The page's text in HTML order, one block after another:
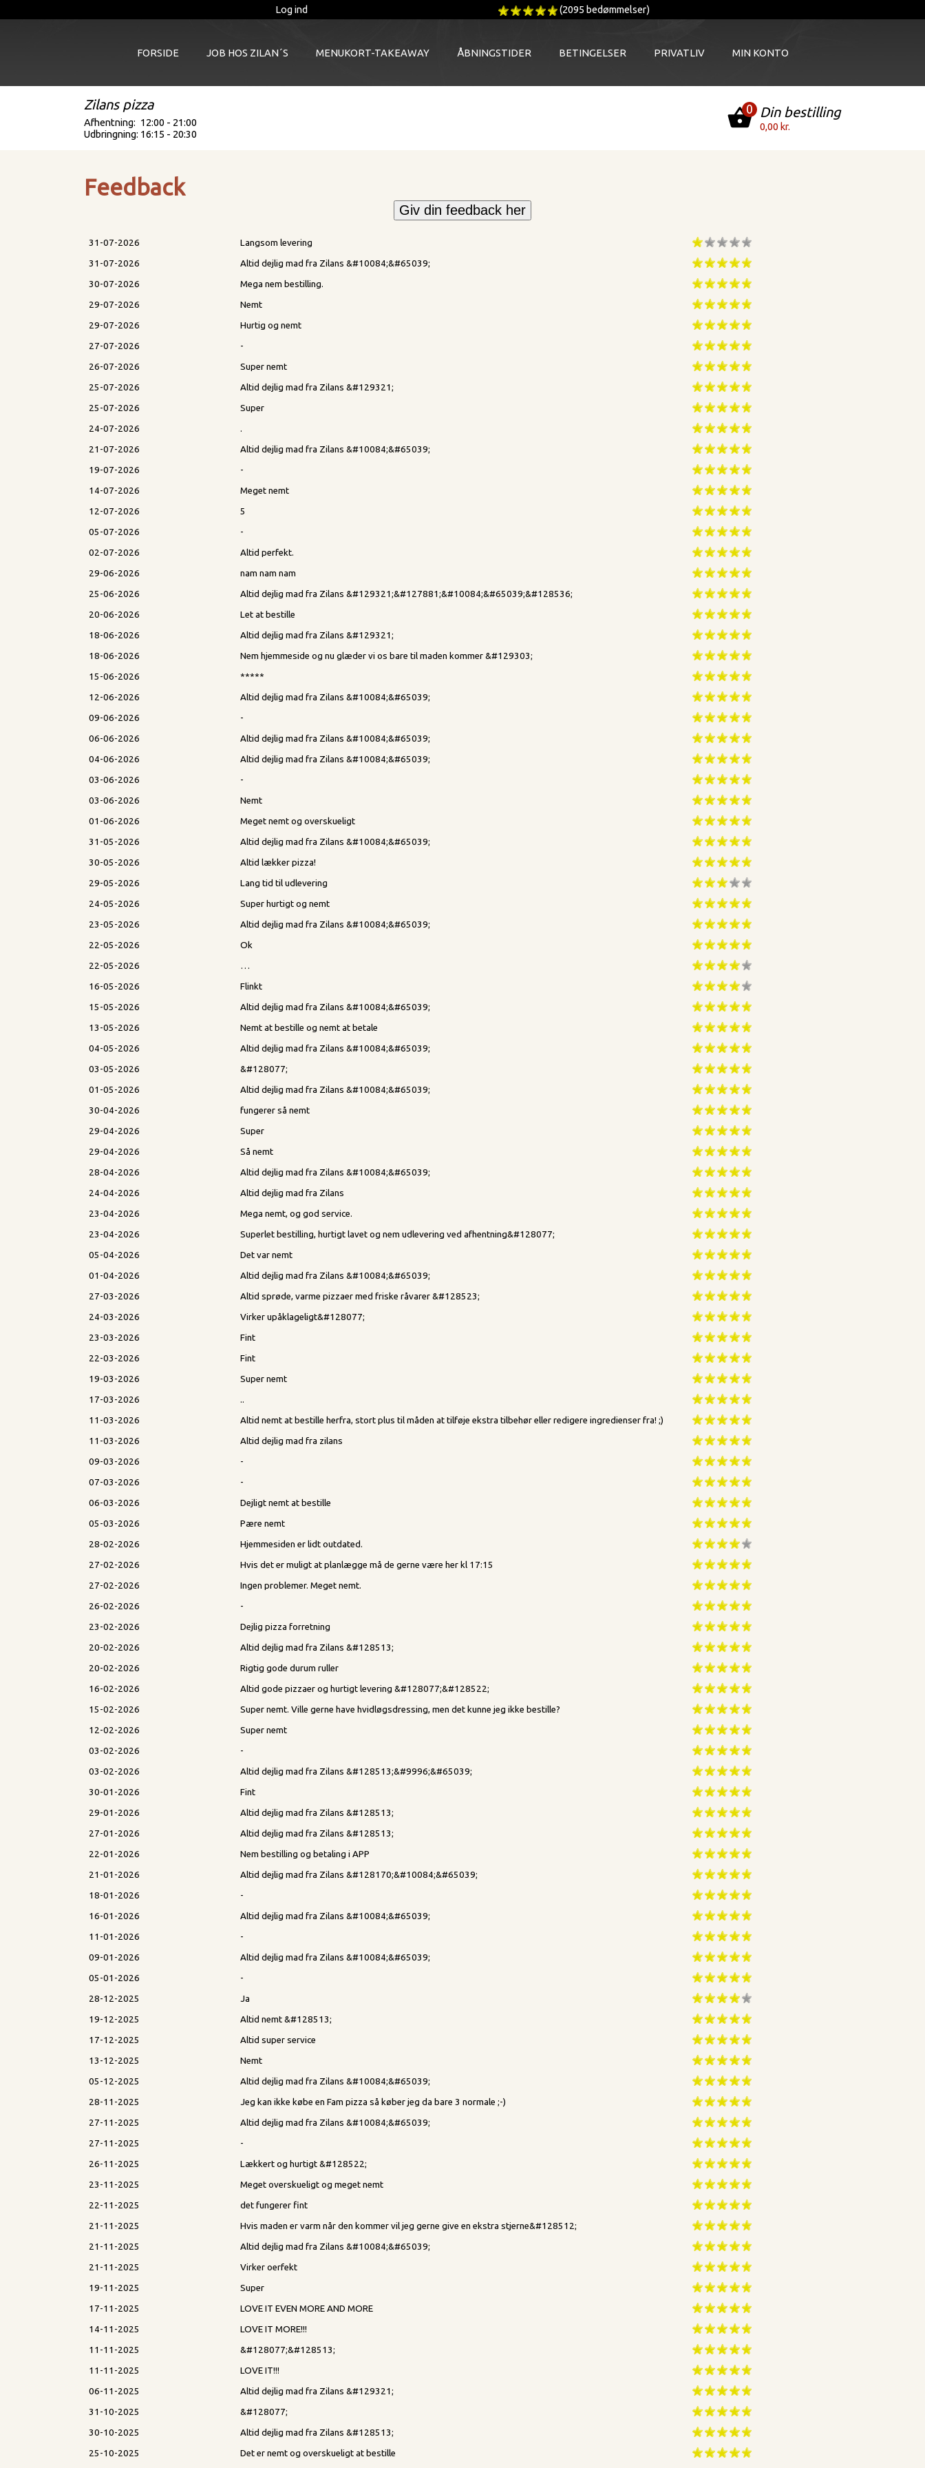
Log ind (2095 bedømmelser)
FORSIDE JOB HOS ZILAN´S MENUKORT-TAKEAWAY ÅBNINGSTIDER BETINGELSER PRIVATLIV MIN KONTO
Zilans pizza
Afhentning:
Udbringning:
12:00 - 21:00
16:15 - 20:30
0
shopping_basket Din bestilling
0,00 kr.
Feedback
31-07-2026
Langsom levering
31-07-2026
Altid dejlig mad fra Zilans &#10084;&#65039;
30-07-2026
Mega nem bestilling.
29-07-2026
Nemt
29-07-2026
Hurtig og nemt
27-07-2026
-
26-07-2026
Super nemt
25-07-2026
Altid dejlig mad fra Zilans &#129321;
25-07-2026
Super
24-07-2026
.
21-07-2026
Altid dejlig mad fra Zilans &#10084;&#65039;
19-07-2026
-
14-07-2026
Meget nemt
12-07-2026
5
05-07-2026
-
02-07-2026
Altid perfekt.
29-06-2026
nam nam nam
25-06-2026
Altid dejlig mad fra Zilans &#129321;&#127881;&#10084;&#65039;&#128536;
20-06-2026
Let at bestille
18-06-2026
Altid dejlig mad fra Zilans &#129321;
18-06-2026
Nem hjemmeside og nu glæder vi os bare til maden kommer &#129303;
15-06-2026
*****
12-06-2026
Altid dejlig mad fra Zilans &#10084;&#65039;
09-06-2026
-
06-06-2026
Altid dejlig mad fra Zilans &#10084;&#65039;
04-06-2026
Altid dejlig mad fra Zilans &#10084;&#65039;
03-06-2026
-
03-06-2026
Nemt
01-06-2026
Meget nemt og overskueligt
31-05-2026
Altid dejlig mad fra Zilans &#10084;&#65039;
30-05-2026
Altid lækker pizza!
29-05-2026
Lang tid til udlevering
24-05-2026
Super hurtigt og nemt
23-05-2026
Altid dejlig mad fra Zilans &#10084;&#65039;
22-05-2026
Ok
22-05-2026
…
16-05-2026
Flinkt
15-05-2026
Altid dejlig mad fra Zilans &#10084;&#65039;
13-05-2026
Nemt at bestille og nemt at betale
04-05-2026
Altid dejlig mad fra Zilans &#10084;&#65039;
03-05-2026
&#128077;
01-05-2026
Altid dejlig mad fra Zilans &#10084;&#65039;
30-04-2026
fungerer så nemt
29-04-2026
Super
29-04-2026
Så nemt
28-04-2026
Altid dejlig mad fra Zilans &#10084;&#65039;
24-04-2026
Altid dejlig mad fra Zilans
23-04-2026
Mega nemt, og god service.
23-04-2026
Superlet bestilling, hurtigt lavet og nem udlevering ved afhentning&#128077;
05-04-2026
Det var nemt
01-04-2026
Altid dejlig mad fra Zilans &#10084;&#65039;
27-03-2026
Altid sprøde, varme pizzaer med friske råvarer &#128523;
24-03-2026
Virker upåklageligt&#128077;
23-03-2026
Fint
22-03-2026
Fint
19-03-2026
Super nemt
17-03-2026
..
11-03-2026
Altid nemt at bestille herfra, stort plus til måden at tilføje ekstra tilbehør eller redigere ingredienser fra! ;)
11-03-2026
Altid dejlig mad fra zilans
09-03-2026
-
07-03-2026
-
06-03-2026
Dejligt nemt at bestille
05-03-2026
Pære nemt
28-02-2026
Hjemmesiden er lidt outdated.
27-02-2026
Hvis det er muligt at planlægge må de gerne være her kl 17:15
27-02-2026
Ingen problemer. Meget nemt.
26-02-2026
-
23-02-2026
Dejlig pizza forretning
20-02-2026
Altid dejlig mad fra Zilans &#128513;
20-02-2026
Rigtig gode durum ruller
16-02-2026
Altid gode pizzaer og hurtigt levering &#128077;&#128522;
15-02-2026
Super nemt. Ville gerne have hvidløgsdressing, men det kunne jeg ikke bestille?
12-02-2026
Super nemt
03-02-2026
-
03-02-2026
Altid dejlig mad fra Zilans &#128513;&#9996;&#65039;
30-01-2026
Fint
29-01-2026
Altid dejlig mad fra Zilans &#128513;
27-01-2026
Altid dejlig mad fra Zilans &#128513;
22-01-2026
Nem bestilling og betaling i APP
21-01-2026
Altid dejlig mad fra Zilans &#128170;&#10084;&#65039;
18-01-2026
-
16-01-2026
Altid dejlig mad fra Zilans &#10084;&#65039;
11-01-2026
-
09-01-2026
Altid dejlig mad fra Zilans &#10084;&#65039;
05-01-2026
-
28-12-2025
Ja
19-12-2025
Altid nemt &#128513;
17-12-2025
Altid super service
13-12-2025
Nemt
05-12-2025
Altid dejlig mad fra Zilans &#10084;&#65039;
28-11-2025
Jeg kan ikke købe en Fam pizza så køber jeg da bare 3 normale ;-)
27-11-2025
Altid dejlig mad fra Zilans &#10084;&#65039;
27-11-2025
-
26-11-2025
Lækkert og hurtigt &#128522;
23-11-2025
Meget overskueligt og meget nemt
22-11-2025
det fungerer fint
21-11-2025
Hvis maden er varm når den kommer vil jeg gerne give en ekstra stjerne&#128512;
21-11-2025
Altid dejlig mad fra Zilans &#10084;&#65039;
21-11-2025
Virker oerfekt
19-11-2025
Super
17-11-2025
LOVE IT EVEN MORE AND MORE
14-11-2025
LOVE IT MORE!!!
11-11-2025
&#128077;&#128513;
11-11-2025
LOVE IT!!!
06-11-2025
Altid dejlig mad fra Zilans &#129321;
31-10-2025
&#128077;
30-10-2025
Altid dejlig mad fra Zilans &#128513;
25-10-2025
Det er nemt og overskueligt at bestille